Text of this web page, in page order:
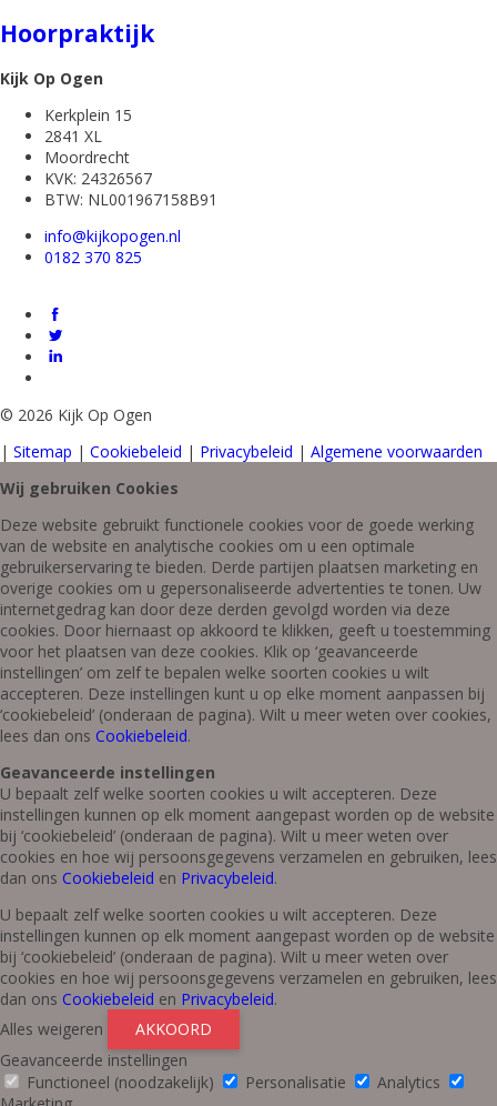
Hoorpraktijk
Kijk Op Ogen
Kerkplein 15
2841 XL
Moordrecht
KVK: 24326567
BTW: NL001967158B91
info@kijkopogen.nl
0182 370 825
© 2026 Kijk Op Ogen
| Sitemap | Cookiebeleid | Privacybeleid | Algemene voorwaarden
Wij gebruiken Cookies
Deze website gebruikt functionele cookies voor de goede werking
van de website en analytische cookies om u een optimale
gebruikerservaring te bieden. Derde partijen plaatsen marketing en
overige cookies om u gepersonaliseerde advertenties te tonen. Uw
internetgedrag kan door deze derden gevolgd worden via deze
cookies. Door hiernaast op akkoord te klikken, geeft u toestemming
voor het plaatsen van deze cookies. Klik op ‘geavanceerde
instellingen’ om zelf te bepalen welke soorten cookies u wilt
accepteren. Deze instellingen kunt u op elke moment aanpassen bij
‘cookiebeleid’ (onderaan de pagina). Wilt u meer weten over cookies,
lees dan ons Cookiebeleid.
Geavanceerde instellingen
U bepaalt zelf welke soorten cookies u wilt accepteren. Deze
instellingen kunnen op elk moment aangepast worden op de website
bij ‘cookiebeleid’ (onderaan de pagina). Wilt u meer weten over
cookies en hoe wij persoonsgegevens verzamelen en gebruiken, lees
dan ons Cookiebeleid en Privacybeleid.
U bepaalt zelf welke soorten cookies u wilt accepteren. Deze
instellingen kunnen op elk moment aangepast worden op de website
bij ‘cookiebeleid’ (onderaan de pagina). Wilt u meer weten over
cookies en hoe wij persoonsgegevens verzamelen en gebruiken, lees
dan ons Cookiebeleid en Privacybeleid.
Alles weigeren
AKKOORD
Geavanceerde instellingen
Functioneel (noodzakelijk)
Personalisatie
Analytics